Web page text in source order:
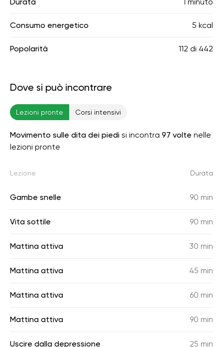
Consumo energetico 5 kcal
Popolarità 112 di 442
Dove si può incontrare
Lezioni pronte Corsi intensivi
Movimento sulle dita dei piedi si incontra 97 volte nelle
lezioni pronte
Lezione Durata
Gambe snelle 90 min
Vita sottile 90 min
Mattina attiva 30 min
Mattina attiva 45 min
Mattina attiva 60 min
Mattina attiva 90 min
Uscire dalla depressione 25 min